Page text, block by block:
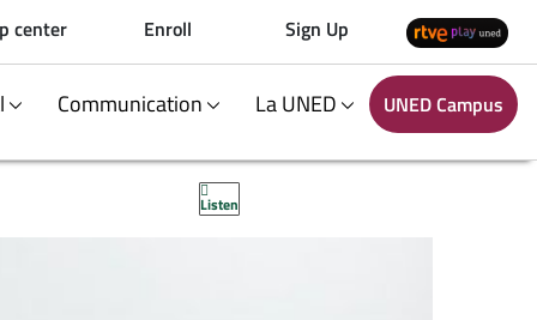
center Enroll Sign Up
Communication La UNED UNED Campus
Listen